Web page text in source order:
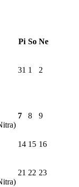
Pi So Ne
31 1 2
7 8 9
14 15 16
21 22 23